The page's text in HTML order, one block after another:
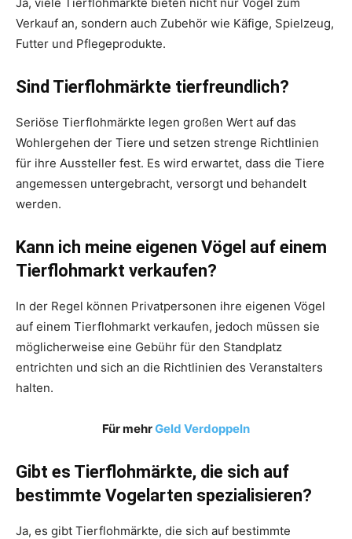
Verkauf an, sondern auch Zubehör wie Käfige, Spielzeug,
Futter und Pflegeprodukte.
Sind Tierflohmärkte tierfreundlich?
Seriöse Tierflohmärkte legen großen Wert auf das
Wohlergehen der Tiere und setzen strenge Richtlinien
für ihre Aussteller fest. Es wird erwartet, dass die Tiere
angemessen untergebracht, versorgt und behandelt
werden.
Kann ich meine eigenen Vögel auf einem
Tierflohmarkt verkaufen?
In der Regel können Privatpersonen ihre eigenen Vögel
auf einem Tierflohmarkt verkaufen, jedoch müssen sie
möglicherweise eine Gebühr für den Standplatz
entrichten und sich an die Richtlinien des Veranstalters
halten.
Für mehrGeld Verdoppeln
Gibt es Tierflohmärkte, die sich auf
bestimmte Vogelarten spezialisieren?
Ja, es gibt Tierflohmärkte, die sich auf bestimmte